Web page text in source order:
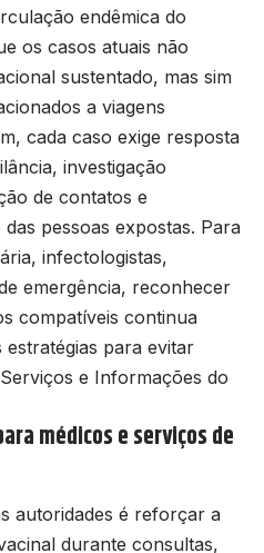
endêmica do
os casos atuais não
sustentado, mas sim
a viagens
cada caso exige resposta
investigação
de contatos e
pessoas expostas. Para
infectologistas,
emergência, reconhecer
compatíveis continua
para evitar
Serviços e Informações do
médicos e serviços de
autoridades é reforçar a
durante consultas,